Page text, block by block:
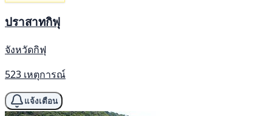
ปราสาทกิฟุ
จังหวัดกิฟุ
523 เหตุการณ์
แจ้งเตือน